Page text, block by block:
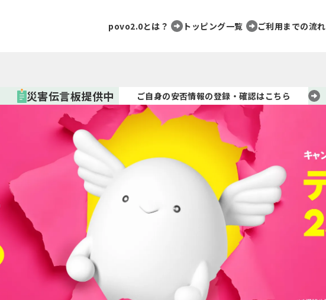
povo2.0とは？ トッピング一覧 ご利用までの流れ
災害伝言板提供中 ご自身の安否情報の登録・確認はこちら